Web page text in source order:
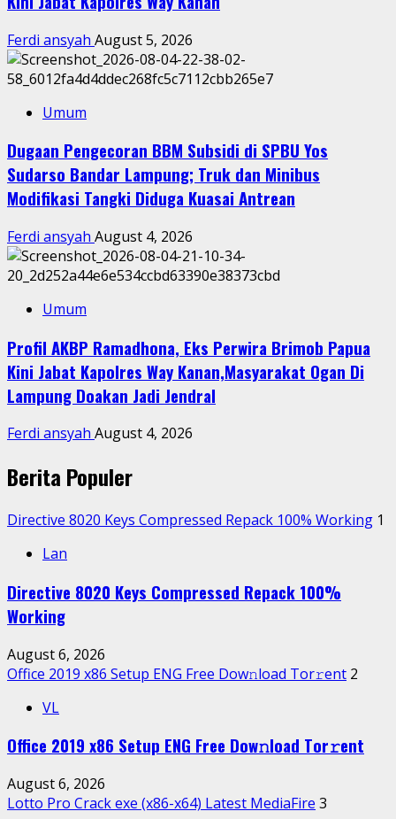
Ferdi ansyah August 5, 2026
Umum
Dugaan Pengecoran BBM Subsidi di SPBU Yos
Sudarso Bandar Lampung; Truk dan Minibus
Modifikasi Tangki Diduga Kuasai Antrean
Ferdi ansyah August 4, 2026
Umum
Profil AKBP Ramadhona, Eks Perwira Brimob Papua
Kini Jabat Kapolres Way Kanan,Masyarakat Ogan Di
Lampung Doakan Jadi Jendral
Ferdi ansyah August 4, 2026
Berita Populer
Directive 8020 Keys Compressed Repack 100% Working 1
Lan
Directive 8020 Keys Compressed Repack 100%
Working
August 6, 2026
Office 2019 x86 Setup ENG Frее Dow𝚗load Tоr𝚛ent 2
VL
Office 2019 x86 Setup ENG Frее Dow𝚗load Tоr𝚛ent
August 6, 2026
Lotto Pro Crack exe (x86-x64) Latest MediaFire 3